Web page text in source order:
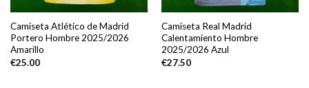
Camiseta Atlético de Madrid
Portero Hombre 2025/2026
Amarillo
€25.00
Camiseta Real Madrid
Calentamiento Hombre
2025/2026 Azul
€27.50